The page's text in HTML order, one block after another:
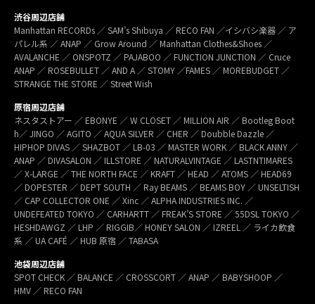
渋谷周辺店舗
Manhattan RECORDs ／ SAM’s Shibuya ／ RECO FAN ／イシバシ楽器 ／ ア
パレル系 ／ ANAP ／ Grow Around ／ Manhattan Clothes&Shoes ／
AVALANCHE ／ ONSPOTZ ／ PAJABOO ／ FUNCTION JUNCTION ／ Cruce
ANAP ／ ROSEBULLET ／ AND A ／ STOMY ／FAMES ／ MOREBUDGET ／
STRANGE THE STORE ／ Street Wish
原宿周辺店舗
ネスタストアー ／ EBONYE ／ W CLOSET ／ MILLION AIR ／ Bootleg Boot
h／ JINGO ／ AGITO ／ AQUA SILVER ／ CHER ／ Doubble Dazzle ／
HIPHOP DIVAS ／ SHAZBOT ／ LB-03 ／ MASTER WORK ／ BLACK ANNY ／
ANAP ／ DIVASALON ／ ILLSTORE ／ NATURALVINTAGE ／ LASTNTIMARES
／ X-LARGE ／ THE NORTH FACE ／ KRAFT ／ HEAD ／ ATOMS ／ HEAD69
／ DOPESTER ／ DEPT SOUTH ／ Ray BEAMS ／ BEAMS BOY ／ UNSELTISH
／ CAP COLLECTOR ONE ／ Xinc ／ ALPHA INDUSTRIES INC. ／
UNDEFEATED TOKYO ／ CARHARTT ／ FREAK’S STORE ／ 55DSL TOKYO ／
HESHDAWGZ ／ LHP ／ RIGGIB／ HONEY SALON ／ IZREEL ／ ライカ飲食
系 ／ UA CAFÉ ／ HUB 原宿 ／ TABASA
池袋周辺店舗
SPOT CHECK ／ BALANCE ／ CROSSCORT ／ ANAP ／ BABYSHOOP ／
HMV ／ RECO FAN